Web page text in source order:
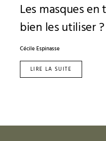
Les masques
bien les utiliser ?
Cécile Espinasse
LIRE LA SUITE